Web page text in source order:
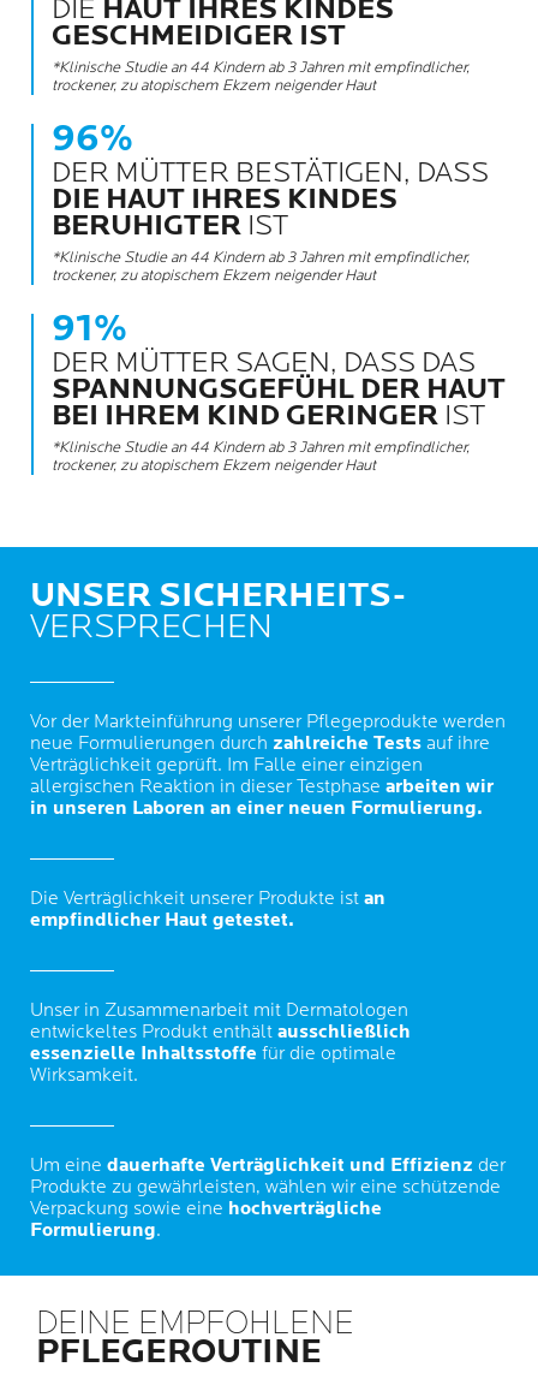
DIE HAUT IHRES KINDES
GESCHMEIDIGER IST
*Klinische Studie an 44 Kindern ab 3 Jahren mit empfindlicher,
trockener, zu atopischem Ekzem neigender Haut
96%
DER MÜTTER BESTÄTIGEN, DASS
DIE HAUT IHRES KINDES
BERUHIGTERIST
*Klinische Studie an 44 Kindern ab 3 Jahren mit empfindlicher,
trockener, zu atopischem Ekzem neigender Haut
91%
DER MÜTTER SAGEN, DASS DAS
SPANNUNGSGEFÜHL DER HAUT
BEI IHREM KIND GERINGERIST
*Klinische Studie an 44 Kindern ab 3 Jahren mit empfindlicher,
trockener, zu atopischem Ekzem neigender Haut
UNSER SICHERHEITS-
VERSPRECHEN
Vor der Markteinführung unserer Pflegeprodukte werden
neue Formulierungen durch zahlreiche Tests auf ihre
Verträglichkeit geprüft. Im Falle einer einzigen
allergischen Reaktion in dieser Testphase arbeiten wir
in unseren Laboren an einer neuen Formulierung.
Die Verträglichkeit unserer Produkte ist an
empfindlicher Haut getestet.
Unser in Zusammenarbeit mit Dermatologen
entwickeltes Produkt enthält ausschließlich
essenzielle Inhaltsstoffe für die optimale
Wirksamkeit.
Um eine dauerhafte Verträglichkeit und Effizienz der
Produkte zu gewährleisten, wählen wir eine schützende
Verpackung sowie eine hochverträgliche
Formulierung.
DEINE EMPFOHLENE
PFLEGEROUTINE